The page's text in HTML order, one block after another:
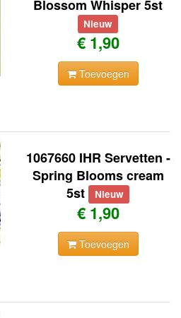
Blossom Whisper 5st
Nieuw
€ 1,90
Toevoegen
1067660 IHR Servetten -
Spring Blooms cream
5st Nieuw
€ 1,90
Toevoegen